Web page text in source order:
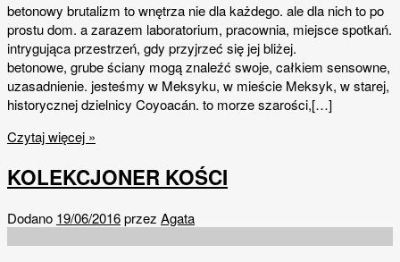
betonowy brutalizm to wnętrza nie dla każdego. ale dla nich to po
prostu dom. a zarazem laboratorium, pracownia, miejsce spotkań.
intrygująca przestrzeń, gdy przyjrzeć się jej bliżej.
betonowe, grube ściany mogą znaleźć swoje, całkiem sensowne,
uzasadnienie. jesteśmy w Meksyku, w mieście Meksyk, w starej,
historycznej dzielnicy Coyoacán. to morze szarości,[…]
Czytaj więcej »
KOLEKCJONER KOŚCI
Dodano 19/06/2016przez Agata